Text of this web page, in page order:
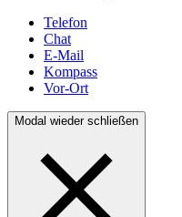
Telefon
Chat
E-Mail
Kompass
Vor-Ort
Modal wieder schließen